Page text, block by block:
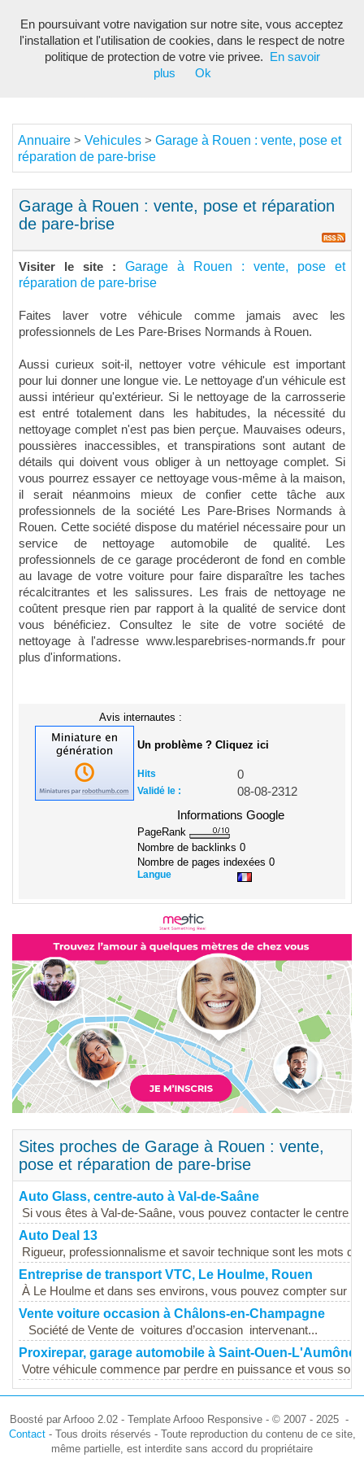
Annuaire > Vehicules > Garage à Rouen : vente, pose et
réparation de pare-brise
Garage à Rouen : vente, pose et réparation
de pare-brise
Visiter le site : Garage à Rouen : vente, pose et
réparation de pare-brise
Faites laver votre véhicule comme jamais avec les
professionnels de Les Pare-Brises Normands à Rouen.
Aussi curieux soit-il, nettoyer votre véhicule est important
pour lui donner une longue vie. Le nettoyage d'un véhicule est
aussi intérieur qu'extérieur. Si le nettoyage de la carrosserie
est entré totalement dans les habitudes, la nécessité du
nettoyage complet n'est pas bien perçue. Mauvaises odeurs,
poussières inaccessibles, et transpirations sont autant de
détails qui doivent vous obliger à un nettoyage complet. Si
vous pourrez essayer ce nettoyage vous-même à la maison,
il serait néanmoins mieux de confier cette tâche aux
professionnels de la société Les Pare-Brises Normands à
Rouen. Cette société dispose du matériel nécessaire pour un
service de nettoyage automobile de qualité. Les
professionnels de ce garage procéderont de fond en comble
au lavage de votre voiture pour faire disparaître les taches
récalcitrantes et les salissures. Les frais de nettoyage ne
coûtent presque rien par rapport à la qualité de service dont
vous bénéficiez. Consultez le site de votre société de
nettoyage à l'adresse www.lesparebrises-normands.fr pour
plus d'informations.
Avis internautes :
Un problème ? Cliquez ici
Hits 0
Validé le :
08-08-2312
Informations Google
PageRank
Nombre de backlinks 0
Nombre de pages indexées 0
Langue
Sites proches de Garage à Rouen : vente,
pose et réparation de pare-brise
Auto Glass, centre-auto à Val-de-Saâne
Si vous êtes à Val-de-Saâne, vous pouvez contacter le centre
Auto Deal 13
Rigueur, professionnalisme et savoir technique sont les mots
Entreprise de transport VTC, Le Houlme, Rouen
À Le Houlme et dans ses environs, vous pouvez compter sur la
Vente voiture occasion à Châlons-en-Champagne
Société de Vente de voitures d’occasion intervenant...
Proxirepar, garage automobile à Saint-Ouen-L'Aumône,
Votre véhicule commence par perdre en puissance et vous
Boosté par Arfooo 2.02 - Template Arfooo Responsive - © 2007 - 2025 -
Contact- Tous droits réservés - Toute reproduction du contenu de ce site,
même partielle, est interdite sans accord du propriétaire
En poursuivant votre navigation sur notre site, vous acceptez
l'installation et l'utilisation de cookies, dans le respect de notre
politique de protection de votre vie privee.
En savoir
plus
Ok